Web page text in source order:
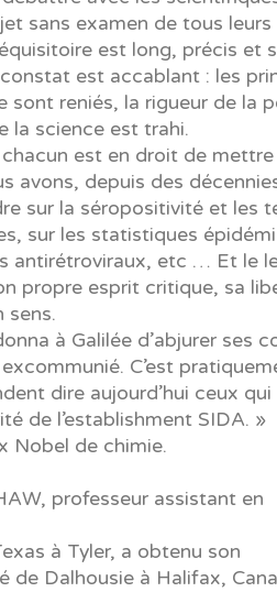
sans examen de tous
est long, précis et
est accablant : les
sont reniés, la rigueur de la
la science est trahi.
est en droit de
avons, depuis des
sur la séropositivité et les
sur les statistiques
antirétroviraux, etc … Et le
propre esprit critique, sa
sens.
à Galilée d’abjurer ses
C’est
dire aujourd’hui ceux
de l’establishment SIDA. »
Nobel de chimie.
professeur assistant en
à Tyler, a obtenu son
de Dalhousie à Halifax,